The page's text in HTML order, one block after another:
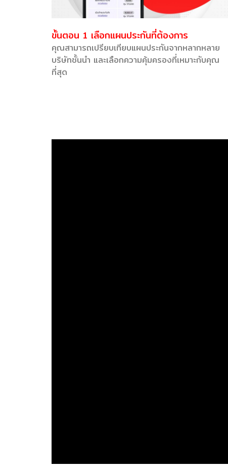
ขั้นตอน 1 เลือกแผนประกันที่ต้องการ
คุณสามารถเปรียบเทียบแผนประกันจากหลากหลาย
บริษัทชั้นนำ และเลือกความคุ้มครองที่เหมาะกับคุณ
ที่สุด